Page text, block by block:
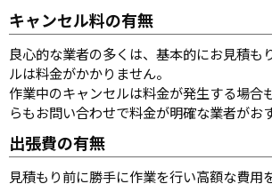
キャンセル料の有無
良心的な業者の多くは、基本的にお見積も
ルは料金がかかりません。
作業中のキャンセルは料金が発生する場合
らもお問い合わせで料金が明確な業者がお
出張費の有無
見積もり前に勝手に作業を行い高額な費用